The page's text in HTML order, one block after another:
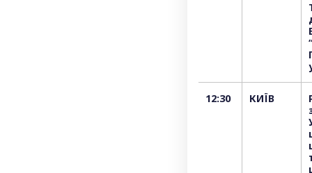
12:30 КИЇВ